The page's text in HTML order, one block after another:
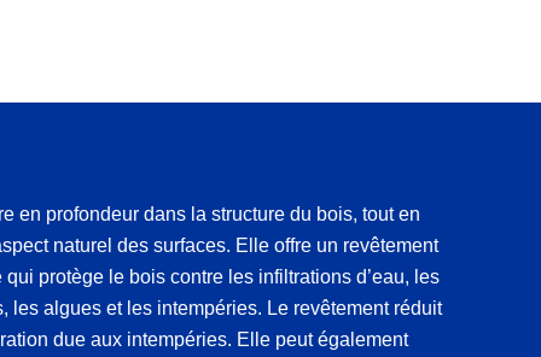
en profondeur dans la structure du bois, tout en
naturel des surfaces. Elle offre un revêtement
protège le bois contre les infiltrations d’eau, les
les algues et les intempéries. Le revêtement réduit
due aux intempéries. Elle peut également